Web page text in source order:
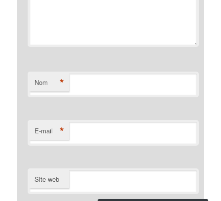
Nom *
E-mail *
Site web